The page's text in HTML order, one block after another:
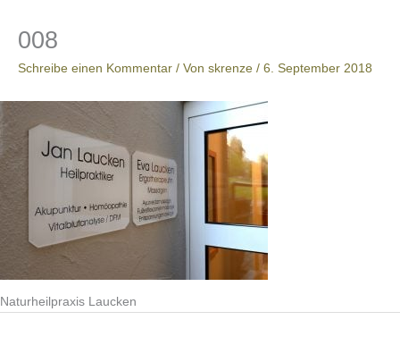
008
Schreibe einen Kommentar / Von skrenze / 6. September 2018
Naturheilpraxis Laucken